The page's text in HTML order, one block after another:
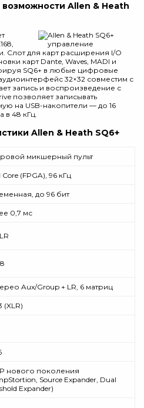
Allen & Heath
Слот для карт расширения I/O
карт Dante, Waves, MADI и
SQ6+ в любые цифровые
32×32 совместим с
запись и воспроизведение с
позволяет записывать
на USB-накопители — до 16
в 48 кГц.
Allen & Heath SQ6+
микшерный пульт
Core (FPGA), 96 кГц
до 96 бит
0,7 мс
Aux/Group + LR, 6 матриц
(XLR)
нового поколения
Source Expander, Dual
Expander)